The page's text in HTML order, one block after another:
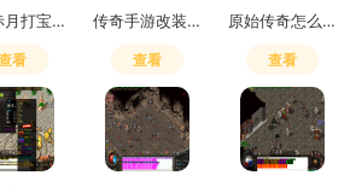
传奇赤月打宝攻略图
看
传奇手游改装备属性怎么改的
查看
原始传奇怎么玩道士技能
查看